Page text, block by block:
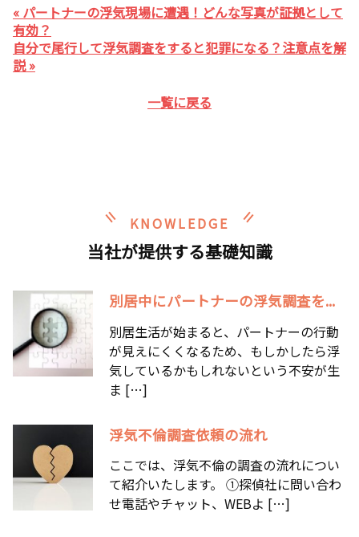
« パートナーの浮気現場に遭遇！どんな写真が証拠として
有効？
自分で尾行して浮気調査をすると犯罪になる？注意点を解
説 »
一覧に戻る
KNOWLEDGE
当社が提供する基礎知識
別居中にパートナーの浮気調査を...
別居生活が始まると、パートナーの行動
が見えにくくなるため、もしかしたら浮
気しているかもしれないという不安が生
ま […]
浮気不倫調査依頼の流れ
ここでは、浮気不倫の調査の流れについ
て紹介いたします。 ①探偵社に問い合わ
せ電話やチャット、WEBよ […]